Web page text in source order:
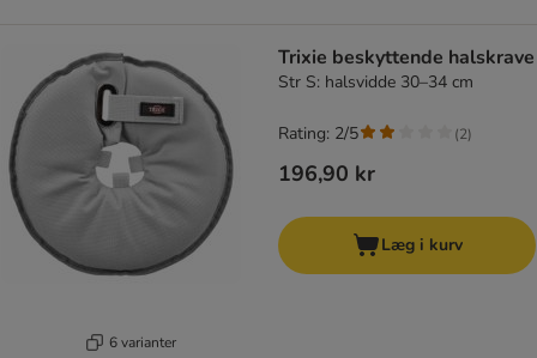
6 varianter
Trixie beskyttende halskrave
Str S: halsvidde 30–34 cm
196,90 kr
Rating: 2/5 (2)
Læg i kurv